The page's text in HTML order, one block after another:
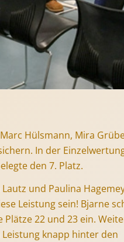
Hülsmann, Mira
In der
den 7. Platz.
und Paulina
Leistung sein! Bjarne
Plätze 22 und 23 ein.
knapp hinter den